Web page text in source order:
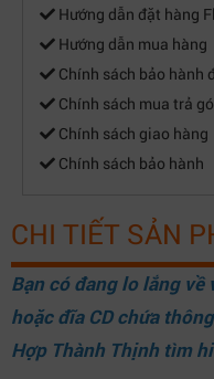
Hướng dẫn đặt hàng
Hướng dẫn mua hàng
Chính sách bảo hành
Chính sách mua trả
Chính sách giao hàng
Chính sách bảo hành
CHI TIẾT SẢN
Bạn có đang lo lắng
hoặc đĩa CD chứa
Hợp Thành Thịnh tìm